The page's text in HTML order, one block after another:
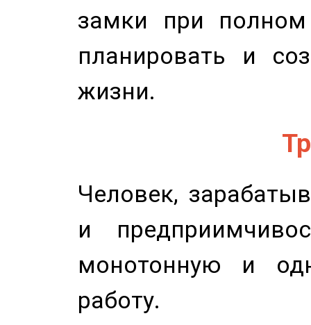
замки при полном
планировать и
жизни.
Человек,
и
монотонную и
работу.